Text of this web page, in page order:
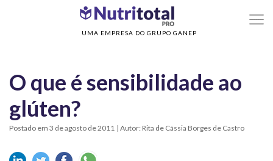
UMA EMPRESA DO GRUPO GANEP
Sem categoria> O que é sensibilidade ao glúten?
O que é sensibilidade ao
glúten?
Postado em 3 de agosto de 2011 | Autor: Rita de Cássia Borges de Castro